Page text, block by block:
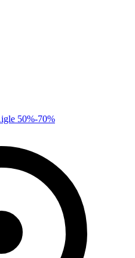
50%-70%